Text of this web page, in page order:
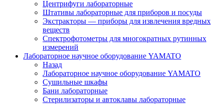
Центрифуги лабораторные
Штативы лабораторные для приборов и посуды
Экстракторы — приборы для извлечения вредных
веществ
Спектрофотометры для многократных рутинных
измерений
Лабораторное научное оборудование YAMATO
Назад
Лабораторное научное оборудование YAMATO
Сушильные шкафы
Бани лабораторные
Стерилизаторы и автоклавы лабораторные